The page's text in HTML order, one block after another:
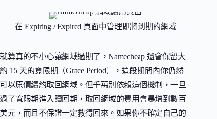
在 Expiring / Expired 頁面中管理即將到期的網域
就算真的不小心讓網域過期了，Namecheap 還會保留大
約 15 天的寬限期（Grace Period），這段期間內你仍然
可以原價續約取回網域。但千萬別依賴這個機制，一旦
過了寬限期進入贖回期，取回網域的費用會暴增到數百
美元，而且不保證一定救得回來。如果你不確定自己的